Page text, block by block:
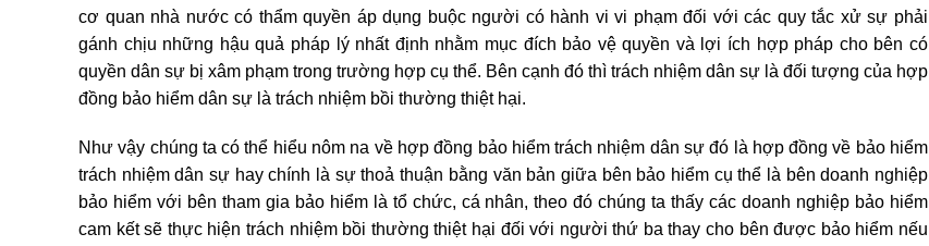
cơ quan nhà nước có thẩm quyền áp dụng buộc người có hành vi vi phạm đối với các quy tắc xử sự phải
gánh chịu những hậu quả pháp lý nhất định nhằm mục đích bảo vệ quyền và lợi ích hợp pháp cho bên có
quyền dân sự bị xâm phạm trong trường hợp cụ thể. Bên cạnh đó thì trách nhiệm dân sự là đối tượng của hợp
đồng bảo hiểm dân sự là trách nhiệm bồi thường thiệt hại.
Như vậy chúng ta có thể hiểu nôm na về hợp đồng bảo hiểm trách nhiệm dân sự đó là hợp đồng về bảo hiểm
trách nhiệm dân sự hay chính là sự thoả thuận bằng văn bản giữa bên bảo hiểm cụ thể là bên doanh nghiệp
bảo hiểm với bên tham gia bảo hiểm là tổ chức, cá nhân, theo đó chúng ta thấy các doanh nghiệp bảo hiểm
cam kết sẽ thực hiện trách nhiệm bồi thường thiệt hại đối với người thứ ba thay cho bên được bảo hiểm nếu